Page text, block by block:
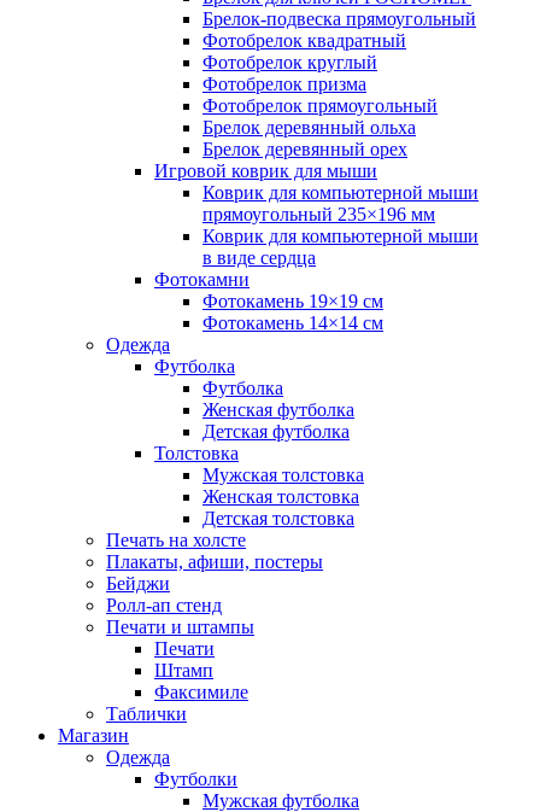
Брелок-подвеска прямоугольный
Фотобрелок квадратный
Фотобрелок круглый
Фотобрелок призма
Фотобрелок прямоугольный
Брелок деревянный ольха
Брелок деревянный орех
Игровой коврик для мыши
Коврик для компьютерной мыши
прямоугольный 235×196 мм
Коврик для компьютерной мыши
в виде сердца
Фотокамни
Фотокамень 19×19 см
Фотокамень 14×14 см
Одежда
Футболка
Футболка
Женская футболка
Детская футболка
Толстовка
Мужская толстовка
Женская толстовка
Детская толстовка
Печать на холсте
Плакаты, афиши, постеры
Бейджи
Ролл-ап стенд
Печати и штампы
Печати
Штамп
Факсимиле
Таблички
Магазин
Одежда
Футболки
Мужская футболка